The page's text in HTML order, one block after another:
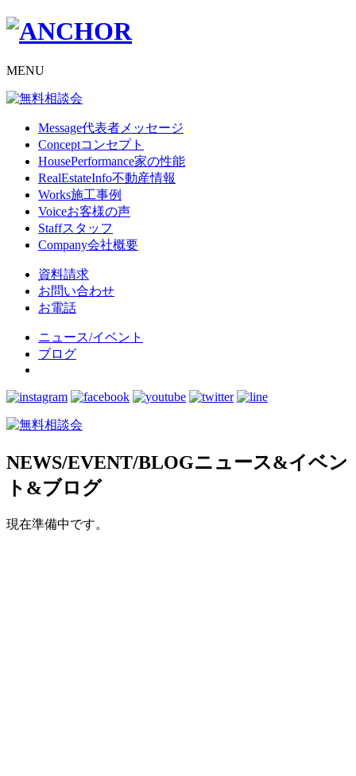
MENU
Message代表者メッセージ
Conceptコンセプト
HousePerformance家の性能
RealEstateInfo不動産情報
Works施工事例
Voiceお客様の声
Staffスタッフ
Company会社概要
資料請求
お問い合わせ
お電話
ニュース/イベント
ブログ
NEWS/EVENT/BLOGニュース&イベン
ト&ブログ
現在準備中です。